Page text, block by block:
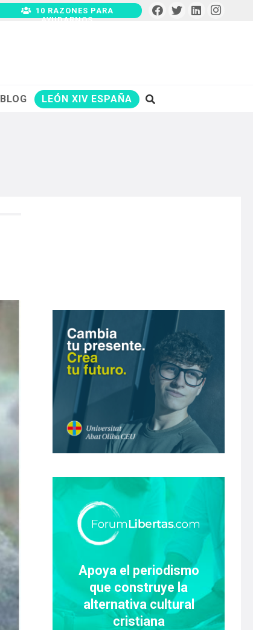
10 RAZONES PARA
AYUDARNOS
BLOG LEÓN XIV ESPAÑA
Apoya el periodismo
que construye la
alternativa cultural
cristiana